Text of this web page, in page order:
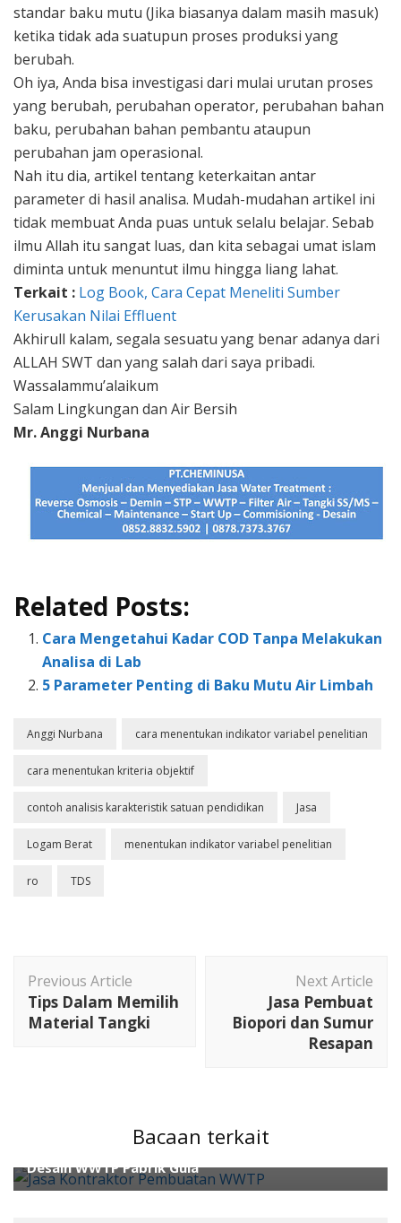
standar baku mutu (Jika biasanya dalam masih masuk)
ketika tidak ada suatupun proses produksi yang
berubah.
Oh iya, Anda bisa investigasi dari mulai urutan proses
yang berubah, perubahan operator, perubahan bahan
baku, perubahan bahan pembantu ataupun
perubahan jam operasional.
Nah itu dia, artikel tentang keterkaitan antar
parameter di hasil analisa. Mudah-mudahan artikel ini
tidak membuat Anda puas untuk selalu belajar. Sebab
ilmu Allah itu sangat luas, dan kita sebagai umat islam
diminta untuk menuntut ilmu hingga liang lahat.
Terkait : Log Book, Cara Cepat Meneliti Sumber
Kerusakan Nilai Effluent
Akhirull kalam, segala sesuatu yang benar adanya dari
ALLAH SWT dan yang salah dari saya pribadi.
Wassalammu’alaikum
Salam Lingkungan dan Air Bersih
Mr. Anggi Nurbana
Related Posts:
Cara Mengetahui Kadar COD Tanpa Melakukan
Analisa di Lab
5 Parameter Penting di Baku Mutu Air Limbah
Anggi Nurbana cara menentukan indikator variabel penelitian
cara menentukan kriteria objektif
contoh analisis karakteristik satuan pendidikan Jasa
Logam Berat menentukan indikator variabel penelitian
ro TDS
Navigation
Previous Article
Tips Dalam Memilih
Material Tangki
Next Article
Jasa Pembuat
Biopori dan Sumur
Resapan
Bacaan terkait
Desain WWTP Pabrik Gula